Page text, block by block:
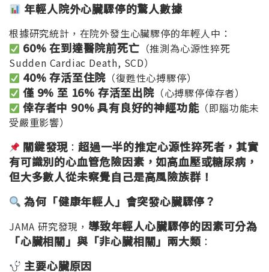
年輕人院外心臟驟停的驚人數據
根據研究統計，在院外發生心臟驟停的年輕人中：
60%在到達醫院前死亡 （推測為心源性猝死
Sudden Cardiac Death, SCD）
40%存活至住院 （復甦性心搏驟停）
僅 9% 至 16% 存活至出院（心搏驟停倖存者）
倖存者中 90%具有良好的神經功能（即腦功能未
受嚴重影響）
關鍵發現 ：超過一半的推定心源性猝死者，其實
有可識別的心血管危險因素，如高血壓或糖尿病，
但大多數人從未察覺自己是高風險族群！
為何「健康年輕人」會突發心臟驟停？
JAMA 研究發現， 導致年輕人心臟驟停的因素可分為
「心臟相關」與「非心臟相關」兩大類 ：
主要心臟原因